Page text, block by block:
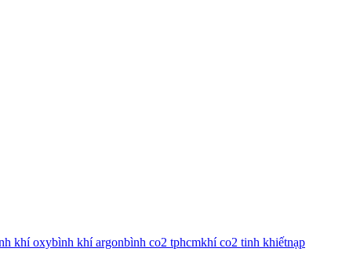
khí oxybình khí argonbình co2 tphcmkhí co2 tinh khiếtnạp